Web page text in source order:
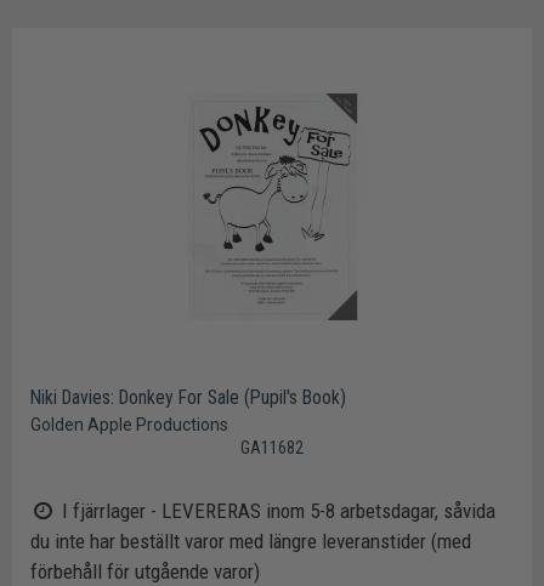
Niki Davies: Donkey For Sale (Pupil's Book)
Golden Apple Productions
GA11682
I fjärrlager - LEVERERAS inom 5-8 arbetsdagar, såvida
du inte har beställt varor med längre leveranstider (med
förbehåll för utgående varor)